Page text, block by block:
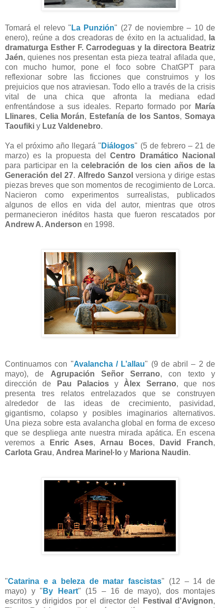
Tomará el relevo " La Punzión" (27 de noviembre – 10 de
enero), reúne a dos creadoras de éxito en la actualidad,
la
dramaturga Esther F. Carrodeguas y la directora Beatriz
Jaén, quienes nos presentan esta pieza teatral afilada que,
con mucho humor, pone el foco sobre ChatGPT para
reflexionar sobre las ficciones que construimos y los
prejuicios que nos atraviesan. Todo ello a través de la crisis
vital de una chica que afronta la mediana edad
enfrentándose a sus ideales. Reparto formado por
María
Llinares, Celia Morán, Estefanía de los Santos,Somaya
Taoufiki y Luz Valdenebro.
Ya el próximo año llegará " Diálogos" (5 de febrero – 21 de
marzo) es la propuesta delCentro Dramático Nacional
para participar en lacelebración de los cien años de la
Generación del 27. Alfredo Sanzol versiona y dirige estas
piezas breves que son momentos de recogimiento de Lorca.
Nacieron como experimentos surrealistas, publicados
algunos de ellos en vida del autor, mientras que otros
permanecieron inéditos hasta que fueron rescatados por
Andrew A. Anderson en 1998.
Continuamos con "Avalancha / L’allau" (9 de abril – 2 de
mayo), de Agrupación Señor Serrano, con texto y
dirección de
Pau Palaciosy Àlex Serrano, que nos
presenta tres relatos entrelazados que se construyen
alrededor de las ideas de crecimiento, pasividad,
gigantismo, colapso y posibles imaginarios alternativos.
Una pieza sobre esta avalancha global en forma de exceso
que se despliega ante nuestra mirada apática. En escena
veremos a
Enric Ases, Arnau Boces, David Franch,
Carlota Grau, Andrea Marinel·lo y Mariona Naudin.
"Catarina e a beleza de matar fascistas" (12 – 14 de
mayo) y " By Heart" (15 – 16 de mayo), dos montajes
escritos y dirigidos por el director del
Festival d'Avignon,